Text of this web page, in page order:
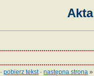
·pobierz tekst·następna strona »